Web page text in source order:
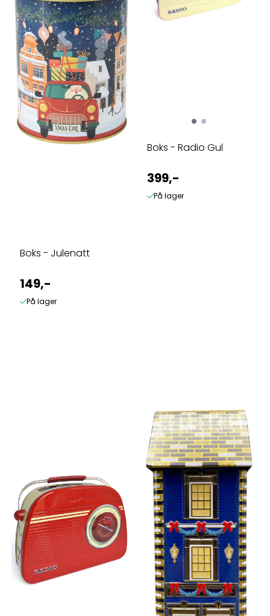
Boks - Julenatt
149,-
På lager
Boks - Radio Gul
399,-
På lager